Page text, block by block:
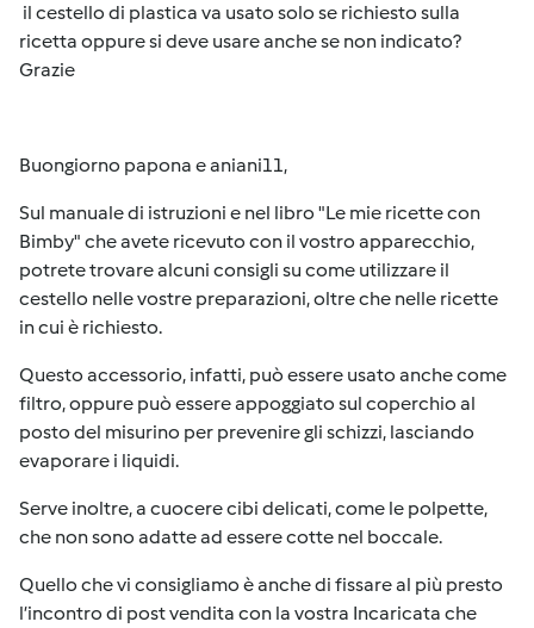
il cestello di plastica va usato solo se richiesto sulla
ricetta oppure si deve usare anche se non indicato?
Grazie
Buongiorno papona e aniani11,
Sul manuale di istruzioni e nel libro "Le mie ricette con
Bimby" che avete ricevuto con il vostro apparecchio,
potrete trovare alcuni consigli su come utilizzare il
cestello nelle vostre preparazioni, oltre che nelle ricette
in cui è richiesto.
Questo accessorio, infatti, può essere usato anche come
filtro, oppure può essere appoggiato sul coperchio al
posto del misurino per prevenire gli schizzi, lasciando
evaporare i liquidi.
Serve inoltre, a cuocere cibi delicati, come le polpette,
che non sono adatte ad essere cotte nel boccale.
Quello che vi consigliamo è anche di fissare al più presto
l’incontro di post vendita con la vostra Incaricata che